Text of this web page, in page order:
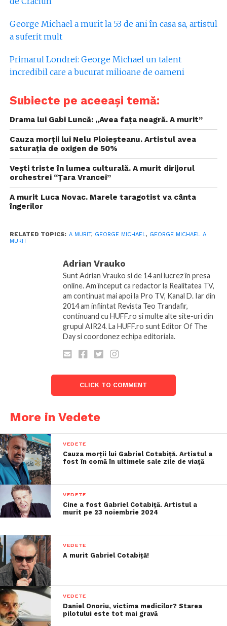
George Michael a murit la 53 de ani în casa sa, artistul
a suferit mult
Primarul Londrei: George Michael un talent
incredibil care a bucurat milioane de oameni
Subiecte pe aceeași temă:
Drama lui Gabi Luncă: „Avea faţa neagră. A murit”
Cauza morții lui Nelu Ploieșteanu. Artistul avea
saturația de oxigen de 50%
Vești triste în lumea culturală. A murit dirijorul
orchestrei “Ţara Vrancei”
A murit Luca Novac. Marele taragotist va cânta
îngerilor
RELATED TOPICS: A MURIT, GEORGE MICHAEL, GEORGE MICHAEL A
MURIT
Adrian Vrauko
Sunt Adrian Vrauko si de 14 ani lucrez în presa
online. Am început ca redactor la Realitatea TV,
am continuat mai apoi la Pro TV, Kanal D. Iar din
2014 am infiintat Revista Teo Trandafir,
continuand cu HUFF.ro si multe alte site-uri din
grupul AIR24. La HUFF.ro sunt Editor Of The
Day si coordonez echipa editoriala.
CLICK TO COMMENT
More in Vedete
VEDETE
Cauza morții lui Gabriel Cotabiță. Artistul a
fost în comă în ultimele sale zile de viață
VEDETE
Cine a fost Gabriel Cotabiță. Artistul a
murit pe 23 noiembrie 2024
VEDETE
A murit Gabriel Cotabiță!
VEDETE
Daniel Onoriu, victima medicilor? Starea
pilotului este tot mai gravă